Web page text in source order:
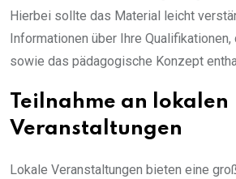
Hierbei sollte das Material leicht
Informationen über Ihre
sowie das pädagogische Konzept
Teilnahme an lokalen
Veranstaltungen
Lokale Veranstaltungen bieten eine